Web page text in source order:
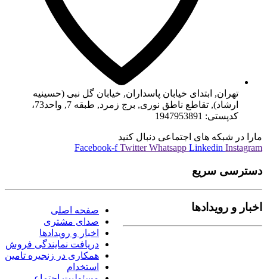
تهران, ابتدای خیابان پاسداران, خیابان گل نبی (حسینیه
ارشاد), تقاطع ناطق نوری, برج زمرد, طبقه 7, واحد73،
کدپستی: 1947953891
مارا در شبکه های اجتماعی دنبال کنید
Facebook-f Twitter Whatsapp Linkedin Instagram
دسترسی سریع
صفحه اصلی
صدای مشتری
اخبار و رویدادها
دریافت نمایندگی فروش
همکاری در زنجیره تامین
استخدام
اخبار و رویدادها